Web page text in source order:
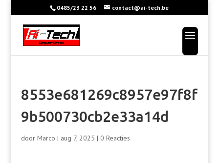
0485/23 22 56 contact@ai-tech.be
8553e681269c8957e97f8f
9b500730cb2e33a14d
door Marco | aug 7, 2025 | 0 Reacties